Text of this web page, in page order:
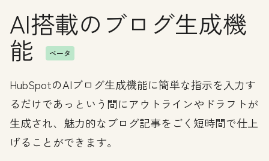
AI搭載のブログ生成機
能 ベータ
HubSpotのAIブログ生成機能に簡単な指示を入力す
るだけであっという間にアウトラインやドラフトが
生成され、魅力的なブログ記事をごく短時間で仕上
げることができます。